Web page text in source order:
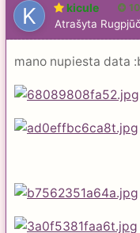
kicule
Atrašyta
mano nupiesta data